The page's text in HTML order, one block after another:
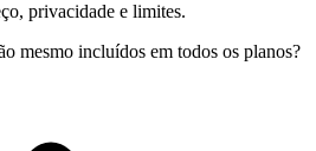
privacidade e limites.
mesmo incluídos em todos os planos?